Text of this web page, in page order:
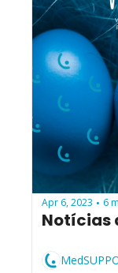
Apr 6, 2023 • 6
Notícias